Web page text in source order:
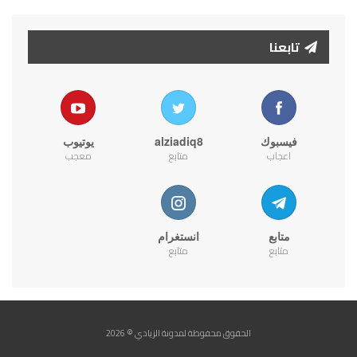
تابعنا
فيسبوك
اعجاب
alziadiq8
متابع
يوتيوب
معجب
متابع
متابع
انستغرام
متابع
الحقوق محفوظة لمدونة الزيادي © 2026